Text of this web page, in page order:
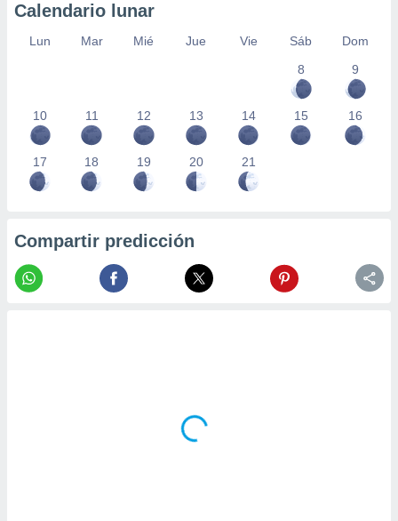
Calendario lunar
Lun Mar Mié Jue Vie Sáb
Dom
8
9
10 11 12 13 14 15 16
17 18 19 20 21
Compartir predicción